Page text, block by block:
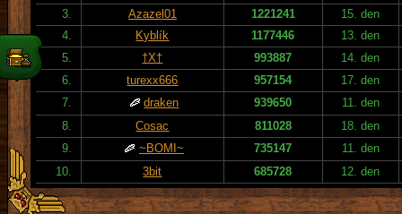
3.
Azazel01 1221241
15. den
4.
Kyblík 1177446
13. den
5.
†X† 993887
14. den
6.
turexx666 957154
17. den
7.
draken 939650
11. den
8.
Cosac 811028
18. den
9.
~BOMI~ 735147
11. den
10.
3bit 685728 12. den